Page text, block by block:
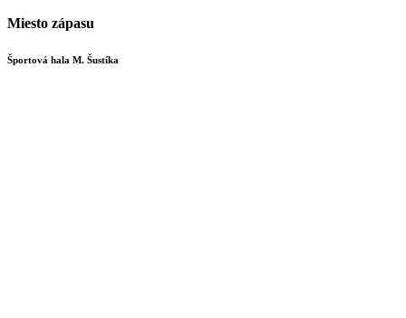
Miesto zápasu
Športová hala M. Šustíka